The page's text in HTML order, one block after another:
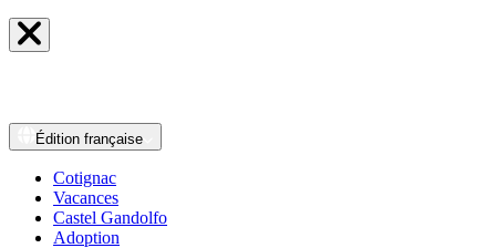
Édition française
Cotignac
Vacances
Castel Gandolfo
Adoption